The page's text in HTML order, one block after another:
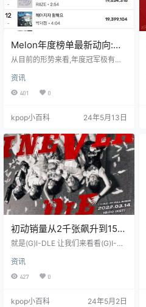
Melon年度榜单最新动向:
《plot twist》升至第2,
从目前的形势来看,年度冠军极有可
产生。 《Magnetic》有望稳进年度
TOP5。 精选评论 能踩掉IU吧?哈 哪
了,新人男团居然能有年榜话题?这是
男团拿下年榜第一 年榜冠军这么好
拿?笑死 这《fate》,上班路上必听,
以后下班也得再听一遍哈哈哈哈…
资讯
401 0
kpop小百科 24年5月13日
初动销量从2千张飙升到150
万张的女团
就是(G)I-DLE 让我们来看看(G)I-DL
000张 => Super Lady 1,530,000张
有人说(G)I-DLE大爆3次。 出道曲L
ATATA LATATA - HANN(数字单曲)
初动销量上升至20,000张。 Senori
资讯
427 0
kpop小百科 24年5月2日